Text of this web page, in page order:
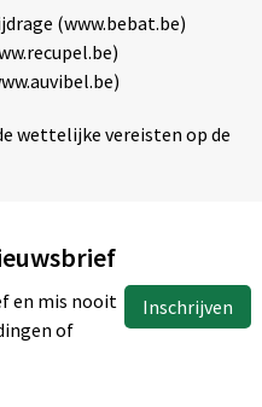
(www.bebat.be)
wettelijke vereisten op de
en mis nooit
of
Inschrijven